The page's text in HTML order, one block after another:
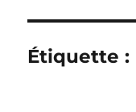
Étiquette :